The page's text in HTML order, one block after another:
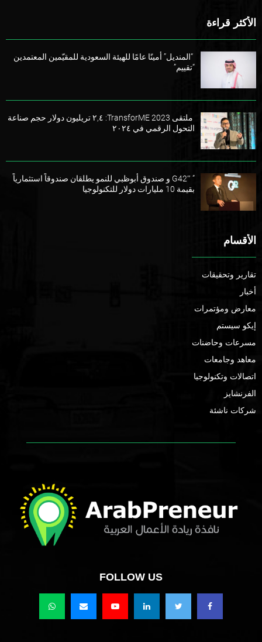
الأكثر قراءة
“المنديل” أمينًا عامًا للهيئة السعودية للمقيّمين المعتمدين
“تقييم”
ملتقى TransforME 2023: ٢,٤ تريليون دولار حجم صناعة
التحول الرقمي في ٢٠٢٤
” G42″ و صندوق أبوظبي للنمو يطلقان صندوقاً استثمارياً
بقيمة 10 مليارات دولار للتكنولوجيا
الأقسام
تقارير وتحقيقات
أخبار
معارض ومؤتمرات
إيكو سيستم
مسرعات وحاضنات
معاهد وجامعات
اتصالات وتكنولوجيا
الفرنشايز
شركات ناشئة
FOLLOW US